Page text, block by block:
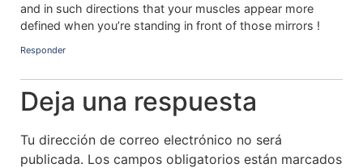
and in such directions that your muscles appear more
defined when you’re standing in front of those mirrors !
Responder
Deja una respuesta
Tu dirección de correo electrónico no será
publicada. Los campos obligatorios están marcados